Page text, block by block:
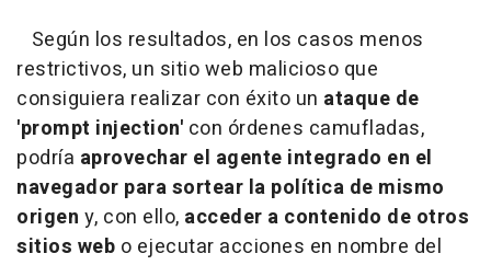
Según los resultados, en los casos menos
restrictivos, un sitio web malicioso que
consiguiera realizar con éxito un ataque de
'prompt injection' con órdenes camufladas,
podría aprovechar el agente integrado en el
navegador para sortear la política de mismo
origen y, con ello, acceder a contenido de otros
sitios web o ejecutar acciones en nombre del